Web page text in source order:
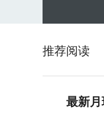
推荐阅读
最新